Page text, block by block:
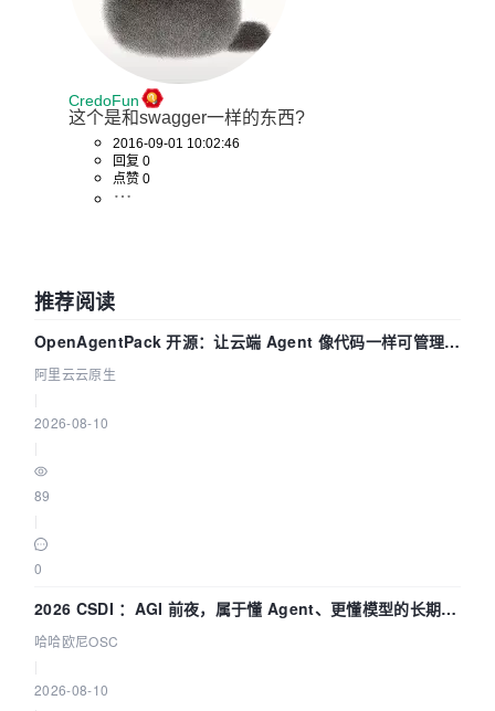
CredoFun
这个是和swagger一样的东西?
2016-09-01 10:02:46
回复 0
点赞 0
推荐阅读
OpenAgentPack 开源：让云端 Agent 像代码一样可管理、
可迁移
阿里云云原生
2026-08-10
89
0
2026 CSDI ：AGI 前夜，属于懂 Agent、更懂模型的长期深
耕企业
哈哈欧尼OSC
2026-08-10